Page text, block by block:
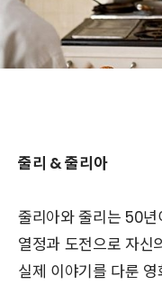
줄리 & 줄리아
줄리아와 줄리는 50
열정과 도전으로 자신
실제 이야기를 다룬